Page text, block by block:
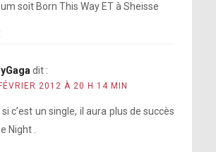
soit Born This Way ET à Sheisse
dit :
2012 À 20 H 14 MIN
si c’est un single, il aura plus de succès
Night .